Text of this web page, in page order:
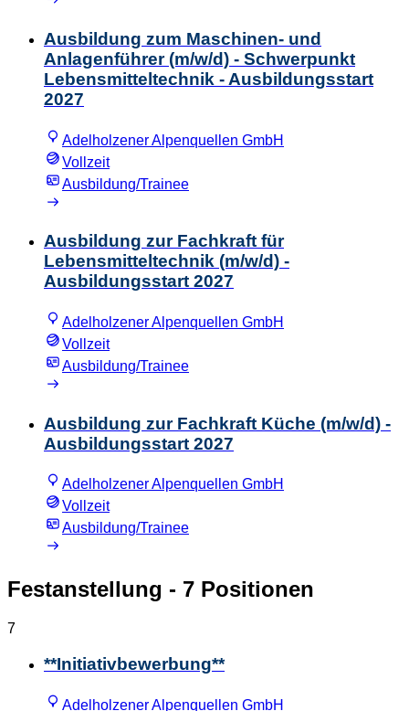
Ausbildung zum Maschinen- und
Anlagenführer (m/w/d) - Schwerpunkt
Lebensmitteltechnik - Ausbildungsstart
2027
Adelholzener Alpenquellen GmbH
Vollzeit
Ausbildung/Trainee
Ausbildung zur Fachkraft für
Lebensmitteltechnik (m/w/d) -
Ausbildungsstart 2027
Adelholzener Alpenquellen GmbH
Vollzeit
Ausbildung/Trainee
Ausbildung zur Fachkraft Küche (m/w/d) -
Ausbildungsstart 2027
Adelholzener Alpenquellen GmbH
Vollzeit
Ausbildung/Trainee
Festanstellung - 7 Positionen
7
**Initiativbewerbung**
Adelholzener Alpenquellen GmbH